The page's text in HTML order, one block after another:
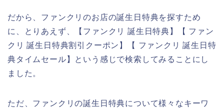
だから、ファンクリのお店の誕生日特典を探すため
に、とりあえず、【ファンクリ 誕生日特典】【 ファン
クリ 誕生日特典割引クーポン】【 ファンクリ 誕生日特
典タイムセール】という感じで検索してみることにし
ました。
ただ、ファンクリの誕生日特典について様々なキーワ